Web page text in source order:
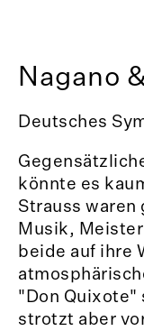
Nagano
Deutsches
könnte es
Strauss
Musik,
beide auf ihre
"Don Quixote"
strotzt aber